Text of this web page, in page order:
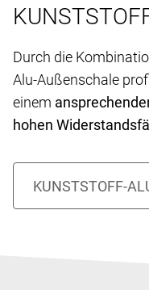
Durch die
Alu-Außenschale
einem
hohen